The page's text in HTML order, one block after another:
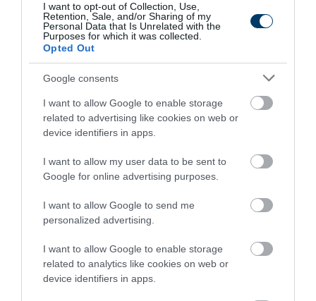
I want to opt-out of Collection, Use,
Retention, Sale, and/or Sharing of my
Personal Data that Is Unrelated with the
Purposes for which it was collected.
Opted Out
Google consents
I want to allow Google to enable storage
related to advertising like cookies on web or
device identifiers in apps.
I want to allow my user data to be sent to
Google for online advertising purposes.
I want to allow Google to send me
personalized advertising.
I want to allow Google to enable storage
related to analytics like cookies on web or
device identifiers in apps.
One Teaspoon And All The Worms In The Body
Die Instantly
375 77 215